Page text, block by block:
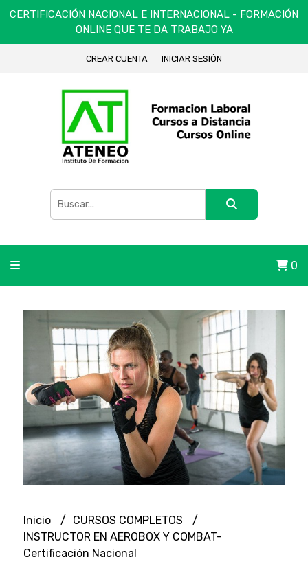
CERTIFICACIÓN NACIONAL E INTERNACIONAL - FORMACIÓN
ONLINE QUE TE DA TRABAJO YA
CREAR CUENTA INICIAR SESIÓN
0
Inicio
CURSOS COMPLETOS
INSTRUCTOR EN AEROBOX Y COMBAT-
Certificación Nacional